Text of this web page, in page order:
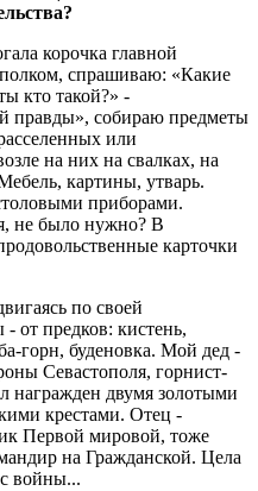
корочка главной
спрашиваю: «Какие
кто такой?» -
правды», собираю предметы
или
на них на свалках, на
картины, утварь.
приборами.
не было нужно? В
карточки
по своей
от предков: кистень,
горн, буденовка. Мой дед -
Севастополя, горнист-
награжден двумя золотыми
крестами. Отец -
Первой мировой, тоже
на Гражданской. Цела
войны...